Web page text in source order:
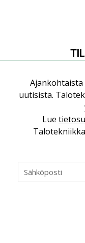
Refair
NIMITYKSET
NIMITYKSET
uutisista.
Lue